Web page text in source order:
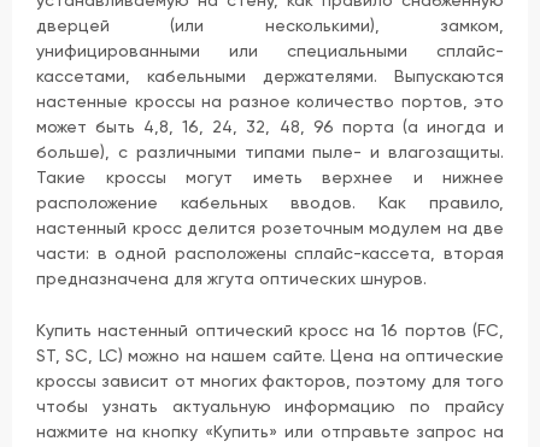
дверцей (или несколькими), замком,
унифицированными или специальными сплайс-
кассетами, кабельными держателями. Выпускаются
настенные кроссы на разное количество портов, это
может быть 4,8, 16, 24, 32, 48, 96 порта (а иногда и
больше), с различными типами пыле- и влагозащиты.
Такие кроссы могут иметь верхнее и нижнее
расположение кабельных вводов. Как правило,
настенный кросс делится розеточным модулем на две
части: в одной расположены сплайс-кассета, вторая
предназначена для жгута оптических шнуров.
Купить настенный оптический кросс на 16 портов (FC,
ST, SC, LC) можно на нашем сайте. Цена на оптические
кроссы зависит от многих факторов, поэтому для того
чтобы узнать актуальную информацию по прайсу
нажмите на кнопку «Купить» или отправьте запрос на